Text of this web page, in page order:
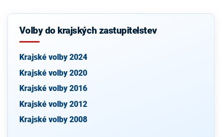
Volby do krajských zastupitelstev
Krajské volby 2024
Krajské volby 2020
Krajské volby 2016
Krajské volby 2012
Krajské volby 2008